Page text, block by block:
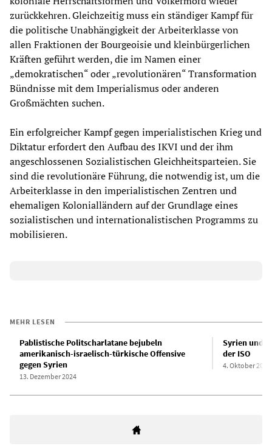
zurückkehren. Gleichzeitig muss ein ständiger Kampf für
die politische Unabhängigkeit der Arbeiterklasse von
allen Fraktionen der Bourgeoisie und kleinbürgerlichen
Kräften geführt werden, die im Namen einer
„demokratischen“ oder „revolutionären“ Transformation
Bündnisse mit dem Imperialismus oder anderen
Großmächten suchen.
Ein erfolgreicher Kampf gegen imperialistischen Krieg und
Diktatur erfordert den Aufbau des IKVI und der ihm
angeschlossenen Sozialistischen Gleichheitsparteien. Sie
sind die revolutionäre Führung, die notwendig ist, um die
Arbeiterklasse in den imperialistischen Zentren und
ehemaligen Kolonialländern auf der Grundlage eines
sozialistischen und internationalistischen Programms zu
mobilisieren.
MEHR LESEN
Pablistische Politscharlatane bejubeln
amerikanisch-israelisch-türkische Offensive
gegen Syrien
13. Dezember 2024
Syrien und
der ISO
4. Oktober 2012